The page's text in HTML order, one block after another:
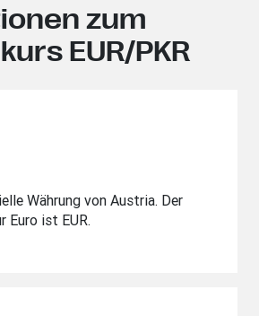
zum
EUR/PKR
Währung von Austria. Der
Euro ist EUR.